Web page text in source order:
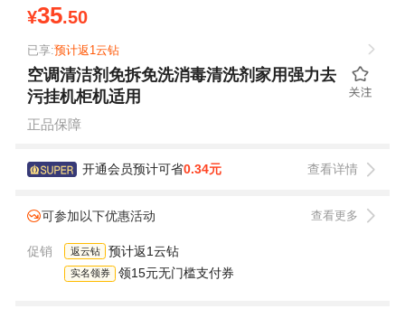
¥35.50
已享:预计返1云钻
空调清洁剂免拆免洗消毒清洗剂家用强力去
污挂机柜机适用
正品保障
开通会员预计可省0.34元 查看详情
可参加以下优惠活动 查看更多
促销 返云钻 预计返1云钻
实名领券 领15元无门槛支付券